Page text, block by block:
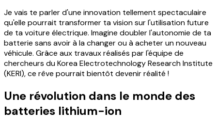
Je vais te parler d'une innovation tellement spectaculaire
qu'elle pourrait transformer ta vision sur l'utilisation future
de ta voiture électrique. Imagine doubler l'autonomie de ta
batterie sans avoir à la changer ou à acheter un nouveau
véhicule. Grâce aux travaux réalisés par l'équipe de
chercheurs du Korea Electrotechnology Research Institute
(KERI), ce rêve pourrait bientôt devenir réalité !
Une révolution dans le monde des
batteries lithium-ion